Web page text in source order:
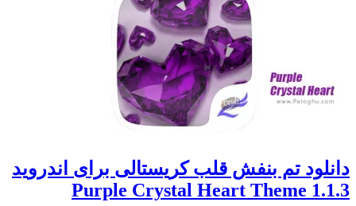
دانلود تم بنفش قلب کریستالی برای اندروید
Purple Crystal Heart Theme 1.1.3